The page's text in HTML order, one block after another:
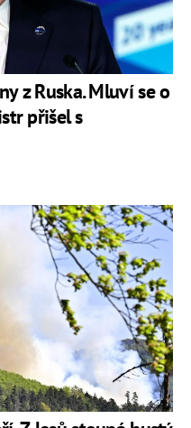
z Ruska. Mluví se o
přišel s